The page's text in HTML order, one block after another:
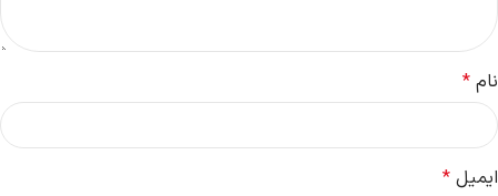
نام *
ایمیل *